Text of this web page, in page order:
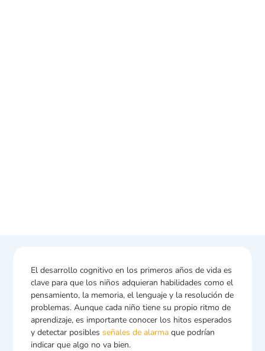
El desarrollo cognitivo en los primeros años de vida es
clave para que los niños adquieran habilidades como el
pensamiento, la memoria, el lenguaje y la resolución de
problemas. Aunque cada niño tiene su propio ritmo de
aprendizaje, es importante conocer los hitos esperados
y detectar posibles señales de alarmaque podrían
indicar que algo no va bien.